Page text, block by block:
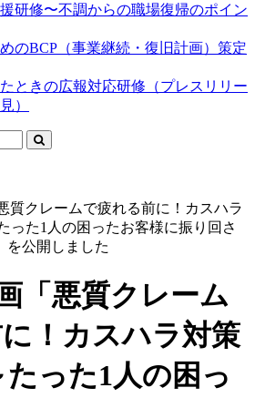
研修〜不調からの職場復帰のポイン
のBCP（事業継続・復旧計画）策定
ときの広報対応研修（プレスリリー
）
質クレームで疲れる前に！カスハラ
った1人の困ったお客様に振り回さ
を公開しました
「悪質クレーム
！カスハラ対策
った1人の困っ